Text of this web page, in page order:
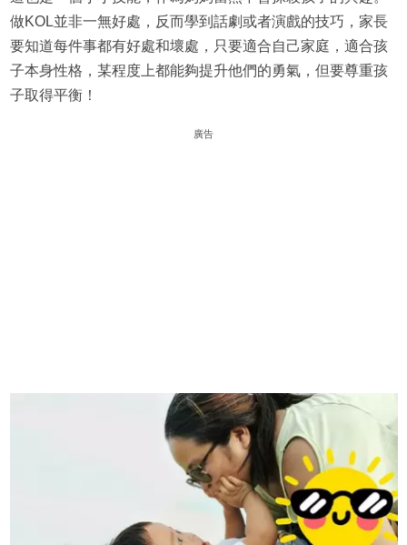
做KOL並非一無好處，反而學到話劇或者演戲的技巧，家長
要知道每件事都有好處和壞處，只要適合自己家庭，適合孩
子本身性格，某程度上都能夠提升他們的勇氣，但要尊重孩
子取得平衡！
廣告